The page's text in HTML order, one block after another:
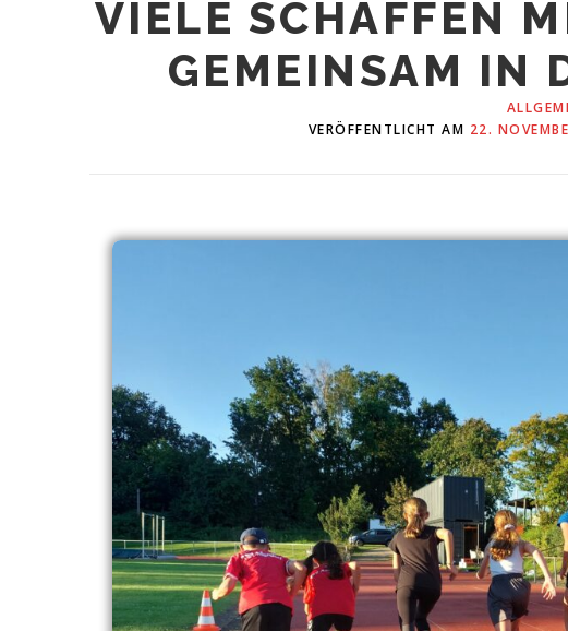
VIELE SCHAFFEN
GEMEINSAM IN
VERÖFFENTLICHT AM 22.